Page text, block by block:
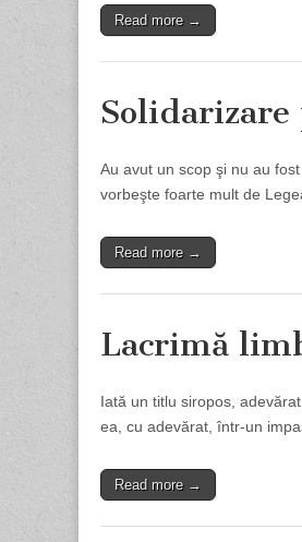
Read more →
Au avut un scop şi nu au
vorbeşte foarte mult de
Read more →
Lacrimă
Iată un titlu siropos,
ea, cu adevărat, într-un
Read more →